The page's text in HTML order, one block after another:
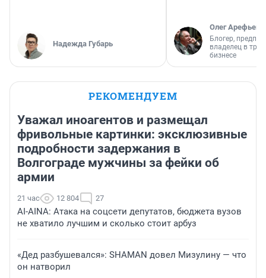
Надежда Губарь
Олег Арефьев
Блогер,
владелец в
бизнесе
РЕКОМЕНДУЕМ
Уважал иноагентов и размещал
фривольные картинки: эксклюзивные
подробности задержания в
Волгограде мужчины за фейки об
армии
21 час 12 804 27
AI-AINA: Атака на соцсети депутатов, бюджета вузов
не хватило лучшим и сколько стоит арбуз
«Дед разбушевался»: SHAMAN довел Мизулину — что
он натворил